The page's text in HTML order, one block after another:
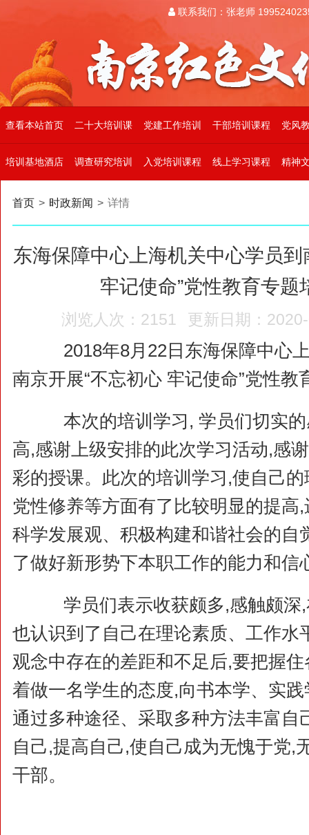
联系我们：张老师
查看本站首页 二十大培训课 党建工作培训 干部培训课程 党风
培训基地酒店 调查研究培训 入党培训课程 线上学习课程 精神
首页 > 时政新闻 > 详情
东海保障中心上海机关中心学员到
牢记使命”党性教育专题
浏览人次：2151 更新日期：
2018年8月22日东海保障中心
南京开展“不忘初心 牢记使命”党性教
本次的培训学习, 学员们切实的
高,感谢上级安排的此次学习活动,感
彩的授课。此次的培训学习,使自己
党性修养等方面有了比较明显的提高
科学发展观、积极构建和谐社会的自
了做好新形势下本职工作的能力和信
学员们表示收获颇多,感触颇深,
也认识到了自己在理论素质、工作水
观念中存在的差距和不足后,要把握
着做一名学生的态度,向书本学、实
通过多种途径、采取多种方法丰富自
自己,提高自己,使自己成为无愧于党,
干部。